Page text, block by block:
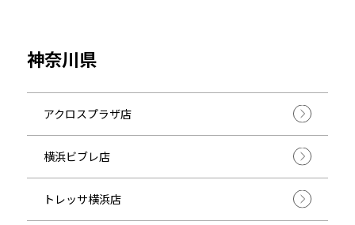
神奈川県
アクロスプラザ店
横浜ビブレ店
トレッサ横浜店